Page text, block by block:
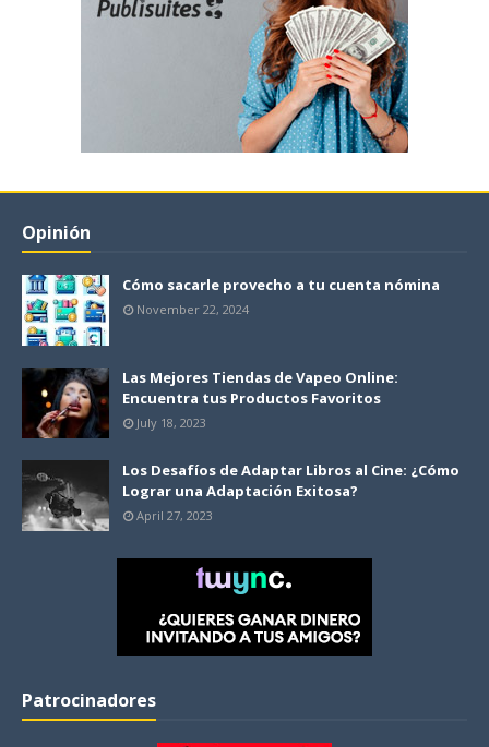
Opinión
Cómo sacarle provecho a tu cuenta nómina
November 22, 2024
Las Mejores Tiendas de Vapeo Online:
Encuentra tus Productos Favoritos
July 18, 2023
Los Desafíos de Adaptar Libros al Cine: ¿Cómo
Lograr una Adaptación Exitosa?
April 27, 2023
Patrocinadores